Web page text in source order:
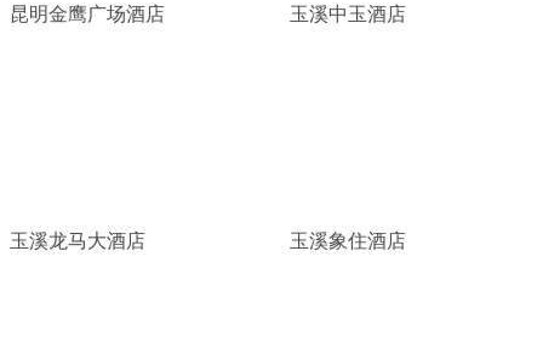
昆明金鹰广场酒店 玉溪中玉酒店
玉溪龙马大酒店 玉溪象住酒店